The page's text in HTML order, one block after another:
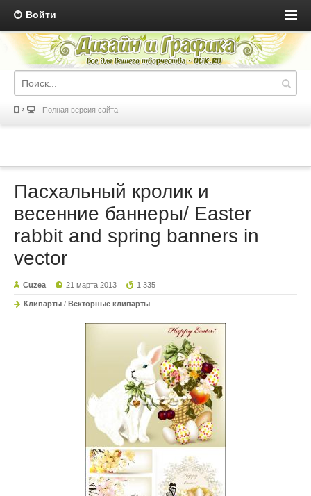
Войти
Полная версия сайта
Пасхальный кролик и
весенние баннеры/ Easter
rabbit and spring banners in
vector
Cuzea 21 марта 2013 1 335
Клипарты / Векторные клипарты